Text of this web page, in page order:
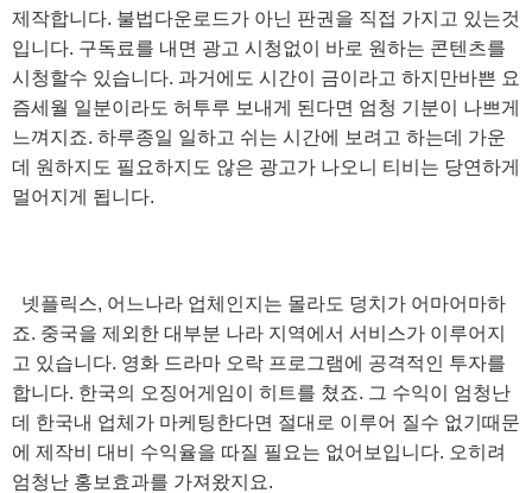
제작합니다. 불법다운로드가 아닌 판권을 직접 가지고 있는것
입니다. 구독료를 내면 광고 시청없이 바로 원하는 콘텐츠를
시청할수 있습니다. 과거에도 시간이 금이라고 하지만바쁜 요
즘세월 일분이라도 허투루 보내게 된다면 엄청 기분이 나쁘게
느껴지죠. 하루종일 일하고 쉬는 시간에 보려고 하는데 가운
데 원하지도 필요하지도 않은 광고가 나오니 티비는 당연하게
멀어지게 됩니다.
넷플릭스, 어느나라 업체인지는 몰라도 덩치가 어마어마하
죠. 중국을 제외한 대부분 나라 지역에서 서비스가 이루어지
고 있습니다. 영화 드라마 오락 프로그램에 공격적인 투자를
합니다. 한국의 오징어게임이 히트를 쳤죠. 그 수익이 엄청난
데 한국내 업체가 마케팅한다면 절대로 이루어 질수 없기때문
에 제작비 대비 수익율을 따질 필요는 없어보입니다. 오히려
엄청난 홍보효과를 가져왔지요.